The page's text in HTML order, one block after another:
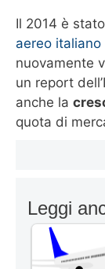
Il 2014 è
aereo italiano
nuovamente
un report
anche la
quota di
Leggi